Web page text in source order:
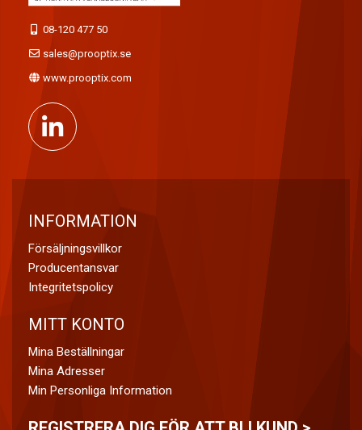
08-120 477 50
sales@prooptix.se
www.prooptix.com
INFORMATION
Försäljningsvillkor
Producentansvar
Integritetspolicy
MITT KONTO
Mina Beställningar
Mina Adresser
Min Personliga Information